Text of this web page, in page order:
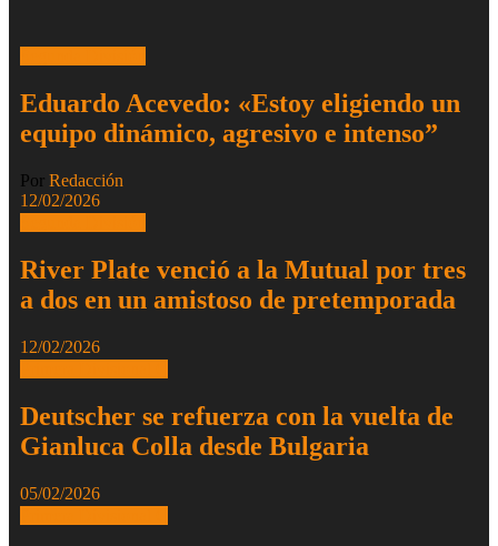
Eduardo Acevedo: «Estoy eligiendo un
equipo dinámico, agresivo e intenso”
Por Redacción
12/02/2026
River Plate venció a la Mutual por tres
a dos en un amistoso de pretemporada
12/02/2026
Deutscher se refuerza con la vuelta de
Gianluca Colla desde Bulgaria
05/02/2026